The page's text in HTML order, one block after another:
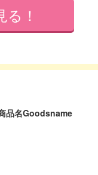
品名Goodsname